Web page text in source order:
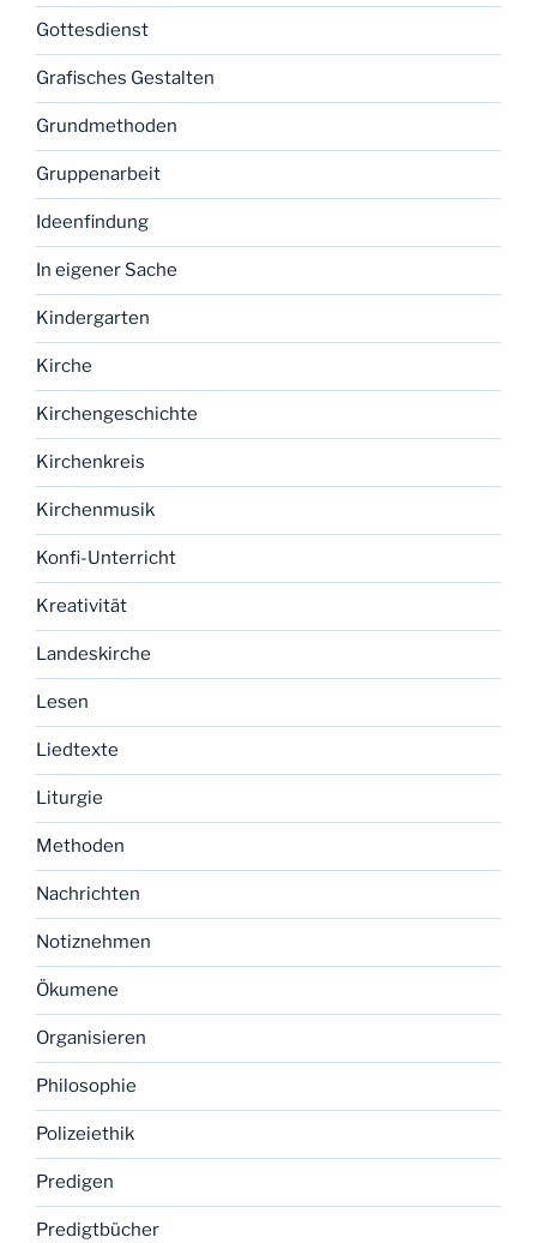
Gottesdienst
Grafisches Gestalten
Grundmethoden
Gruppenarbeit
Ideenfindung
In eigener Sache
Kindergarten
Kirche
Kirchengeschichte
Kirchenkreis
Kirchenmusik
Konfi-Unterricht
Kreativität
Landeskirche
Lesen
Liedtexte
Liturgie
Methoden
Nachrichten
Notiznehmen
Ökumene
Organisieren
Philosophie
Polizeiethik
Predigen
Predigtbücher